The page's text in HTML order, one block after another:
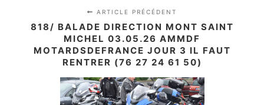
ARTICLE PRÉCÉDENT
818/ BALADE DIRECTION MONT SAINT
MICHEL 03.05.26 AMMDF
MOTARDSDEFRANCE JOUR 3 IL FAUT
RENTRER (76 27 24 61 50)